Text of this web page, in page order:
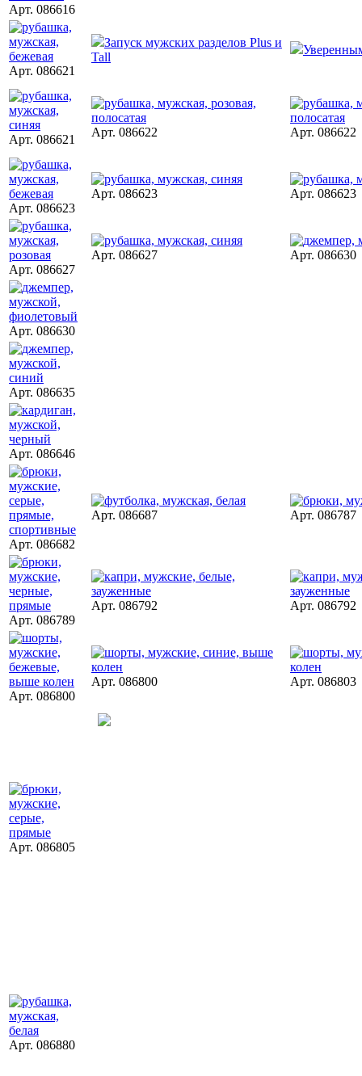
Арт. 086616
Арт. 086621
Запуск мужских разделов Plus и
Tall
Арт. 086621
Арт. 086622 Арт. 086622
Арт. 086623
Арт. 086623 Арт. 086623
Арт. 086627
Арт. 086627 Арт. 086630
Арт. 086630
Арт. 086635
Арт. 086646
Арт. 086682
Арт. 086687 Арт. 086787
Арт. 086789
Арт. 086792 Арт. 086792
Арт. 086800
Арт. 086800 Арт. 086803
Арт. 086805
Арт. 086880